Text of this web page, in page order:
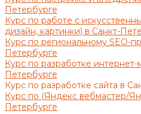
Петербурге
Курс по работе с
дизайн, картинки) в Санкт-
Курс по региональному SEO-
Петербурге
Курс по разработке интернет-
Петербурге
Курс по разработке сайта в
Курс по (Яндекс вебмастер/
Петербурге